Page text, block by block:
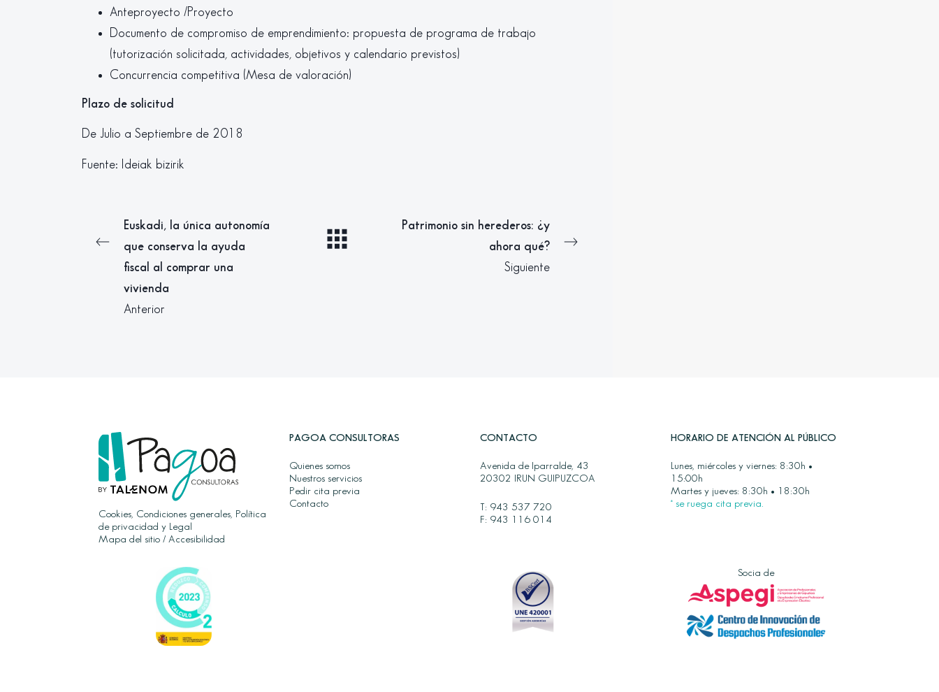
Anteproyecto /Proyecto
Documento de compromiso de emprendimiento: propuesta de programa de trabajo
(tutorización solicitada, actividades, objetivos y calendario previstos)
Concurrencia competitiva (Mesa de valoración)
Plazo de solicitud
De Julio a Septiembre de 2018
Fuente: Ideiak bizirik
Euskadi, la única autonomía
que conserva la ayuda
fiscal al comprar una
vivienda
Anterior
Patrimonio sin herederos: ¿y
ahora qué?
Siguiente
Cookies, Condiciones generales, Política
de privacidad y Legal
Mapa del sitio / Accesibilidad
PAGOA CONSULTORAS
Quienes somos
Nuestros servicios
Pedir cita previa
Contacto
CONTACTO
Avenida de Iparralde, 43
20302 IRUN GUIPUZCOA
T: 943 537 720
F: 943 116 014
HORARIO DE ATENCIÓN AL PÚBLICO
Lunes, miércoles y viernes: 8:30h •
15:00h
Martes y jueves: 8:30h • 18:30h
* se ruega cita previa.
Socia de